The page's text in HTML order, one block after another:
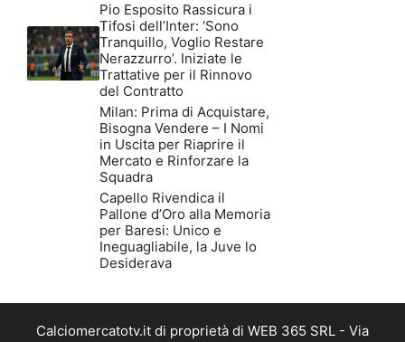
Pio Esposito Rassicura i
Tifosi dell’Inter: ‘Sono
Tranquillo, Voglio Restare
Nerazzurro’. Iniziate le
Trattative per il Rinnovo
del Contratto
Milan: Prima di Acquistare,
Bisogna Vendere – I Nomi
in Uscita per Riaprire il
Mercato e Rinforzare la
Squadra
Capello Rivendica il
Pallone d’Oro alla Memoria
per Baresi: Unico e
Ineguagliabile, la Juve lo
Desiderava
Calciomercatotv.it di proprietà di WEB 365 SRL - Via